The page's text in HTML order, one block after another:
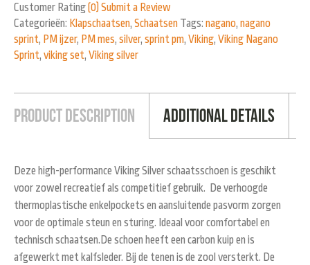
Customer Rating(0) Submit a Review
Categorieën: Klapschaatsen, Schaatsen Tags: nagano, nagano
sprint, PM ijzer, PM mes, silver, sprint pm, Viking, Viking Nagano
Sprint, viking set, Viking silver
Product Description Additional Details
Deze high-performance Viking Silver schaatsschoen is geschikt
voor zowel recreatief als competitief gebruik. De verhoogde
thermoplastische enkelpockets en aansluitende pasvorm zorgen
voor de optimale steun en sturing. Ideaal voor comfortabel en
technisch schaatsen.De schoen heeft een carbon kuip en is
afgewerkt met kalfsleder. Bij de tenen is de zool versterkt. De